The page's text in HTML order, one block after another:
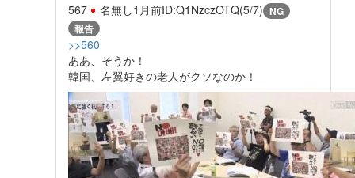
567 名無し1月前ID:Q1NzczOTQ(5/7) NG
報告
>>560
ああ、そうか！
韓国、左翼好きの老人がクソなのか！